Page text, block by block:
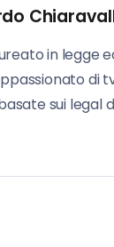
in legge
di
sui legal